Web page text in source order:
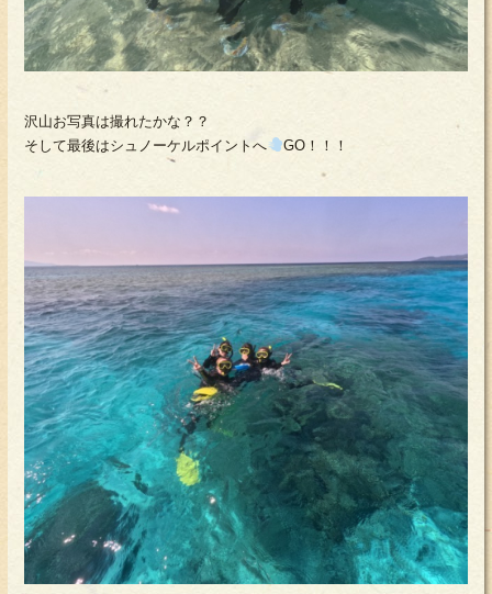
沢山お写真は撮れたかな？？
そして最後はシュノーケルポイントへ
GO！！！